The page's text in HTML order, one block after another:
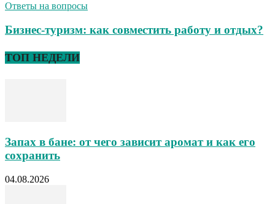
Ответы на вопросы
Бизнес-туризм: как совместить работу и отдых?
ТОП НЕДЕЛИ
Запах в бане: от чего зависит аромат и как его
сохранить
04.08.2026